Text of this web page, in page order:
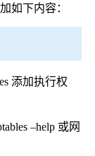
如下内容：
添加执行权
–help 或网